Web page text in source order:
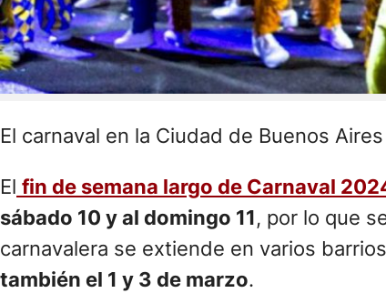
El carnaval en la Ciudad de Buenos Aires
El fin de semana largo de Carnaval
sábado 10 y al domingo 11, por lo que
carnavalera se extiende en varios
también el 1 y 3 de marzo.